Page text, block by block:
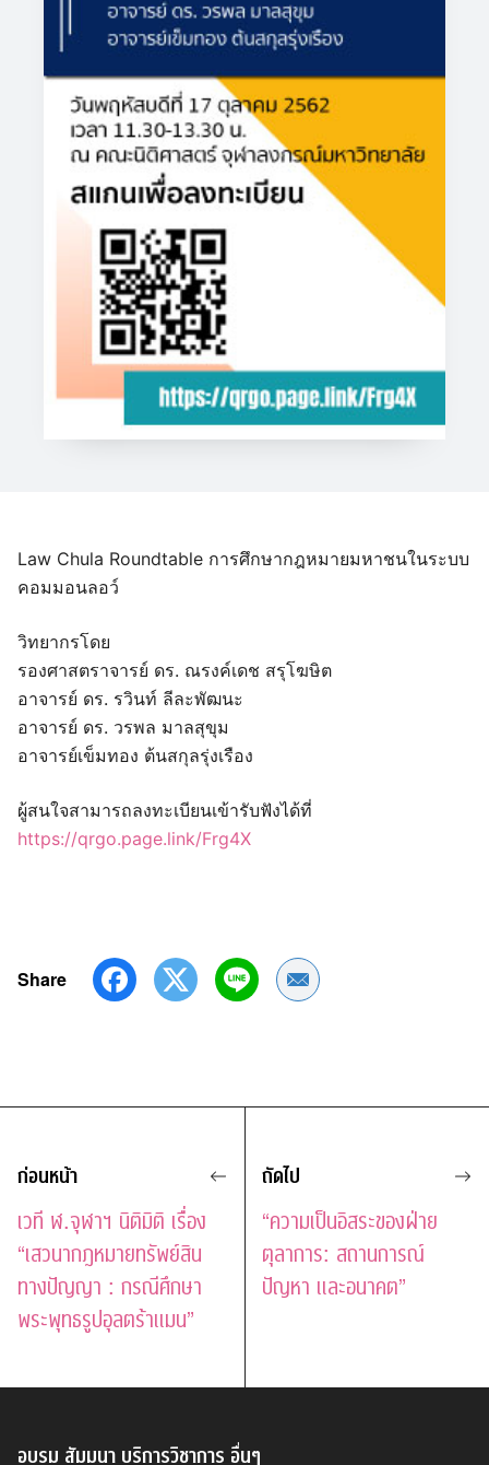
Law Chula Roundtable การศึกษากฎหมายมหาชนในระบบ
คอมมอนลอว์
วิทยากรโดย
รองศาสตราจารย์ ดร. ณรงค์เดช สรุโฆษิต
อาจารย์ ดร. รวินท์ ลีละพัฒนะ
อาจารย์ ดร. วรพล มาลสุขุม
อาจารย์เข็มทอง ต้นสกุลรุ่งเรือง
ผู้สนใจสามารถลงทะเบียนเข้ารับฟังได้ที่
https://qrgo.page.link/Frg4X
Share Share by Email
ก่อนหน้า
เวที ฬ.จุฬาฯ นิติมิติ เรื่อง
“เสวนากฎหมายทรัพย์สิน
ทางปัญญา : กรณีศึกษา
พระพุทธรูปอุลตร้าแมน”
ถัดไป
“ความเป็นอิสระของฝ่าย
ตุลาการ: สถานการณ์
ปัญหา และอนาคต”
อบรม สัมมนา บริการวิชาการ อื่นๆ